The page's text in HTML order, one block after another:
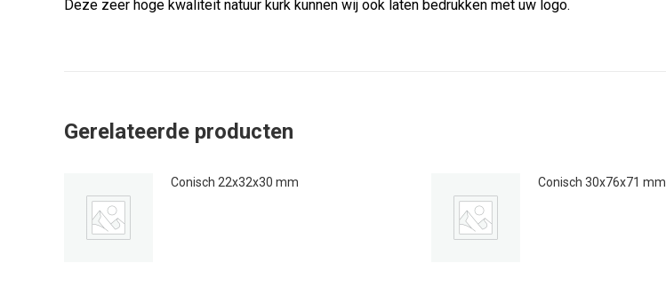
Deze zeer hoge kwaliteit natuur kurk kunnen wij ook laten bedrukken met uw logo.
Gerelateerde producten
Conisch 22x32x30 mm Conisch 30x76x71 mm